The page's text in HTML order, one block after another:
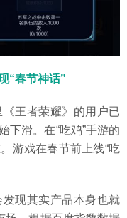
“春节神话”
《王者荣耀》的用户已
下滑。在“吃鸡”手游的
游戏在春节前上线“吃
现其实产品本身也就